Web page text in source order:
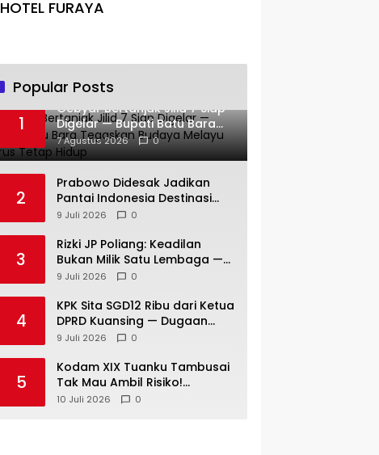
HOTEL FURAYA
Popular Posts
1
Gebyar Bertanjak Jilid 7 Siap
Digelar — Bupati Batu Bara
Tegaskan Budaya Melayu
Harus Tetap Hidup
7 Agustus 2026 0
2
Prabowo Didesak Jadikan
Pantai Indonesia Destinasi
Kelas Dunia — Prof Sutan
Daerah Bergerak!
9 Juli 2026 0
3
Rizki JP Poliang: Keadilan
Bukan Milik Satu Lembaga —
Semua Wajib Mengawalnya
9 Juli 2026 0
4
KPK Sita SGD12 Ribu dari Ketua
DPRD Kuansing — Dugaan
Peran Pengumpulan Dana Alih
9 Juli 2026 0
5
Kodam XIX Tuanku Tambusai
Tak Mau Ambil Risiko!
Satgasyon 132/Bima Sakti Diuji
10 Juli 2026 0